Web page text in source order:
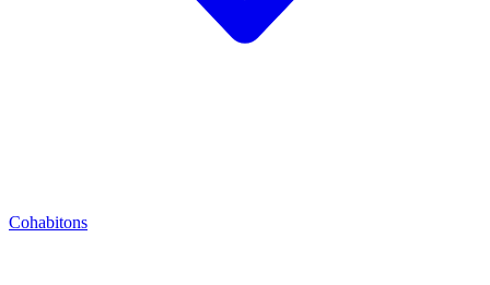
Cohabitons